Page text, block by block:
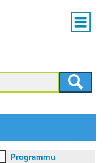
Main
menu
Programmu